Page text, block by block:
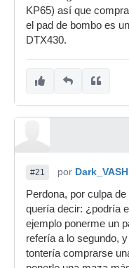
KP65) así que
el pad de bombo es
DTX430.
#21 por Dark_VASH
Perdona, por culpa
quería decir: ¿podría
ejemplo ponerme un
refería a lo segundo,
tontería comprarse